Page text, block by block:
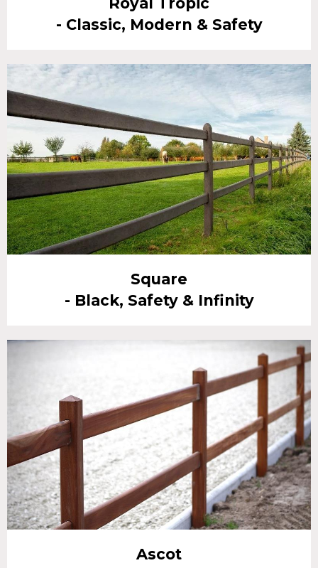
- Classic, Modern & Safety
Square
- Black, Safety & Infinity
Ascot